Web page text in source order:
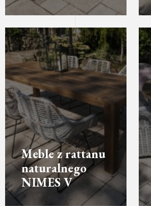
Meble z rattanu
naturalnego
NIMES V